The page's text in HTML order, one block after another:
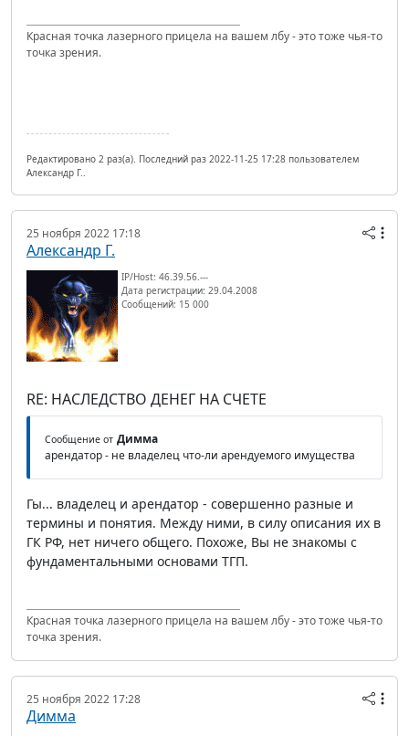
Красная точка лазерного прицела на вашем лбу - это тоже чья-то
точка зрения.
Редактировано 2 раз(а). Последний раз 2022-11-25 17:28 пользователем
Александр Г..
25 ноября 2022 17:18
Александр Г.
IP/Host: 46.39.56.---
Дата регистрации: 29.04.2008
Сообщений: 15 000
RE: НАСЛЕДСТВО ДЕНЕГ НА СЧЕТЕ
Сообщение от Димма
арендатор - не владелец что-ли арендуемого имущества
Гы... владелец и арендатор - совершенно разные и
термины и понятия. Между ними, в силу описания их в
ГК РФ, нет ничего общего. Похоже, Вы не знакомы с
фундаментальными основами ТГП.
Красная точка лазерного прицела на вашем лбу - это тоже чья-то
точка зрения.
25 ноября 2022 17:28
Димма